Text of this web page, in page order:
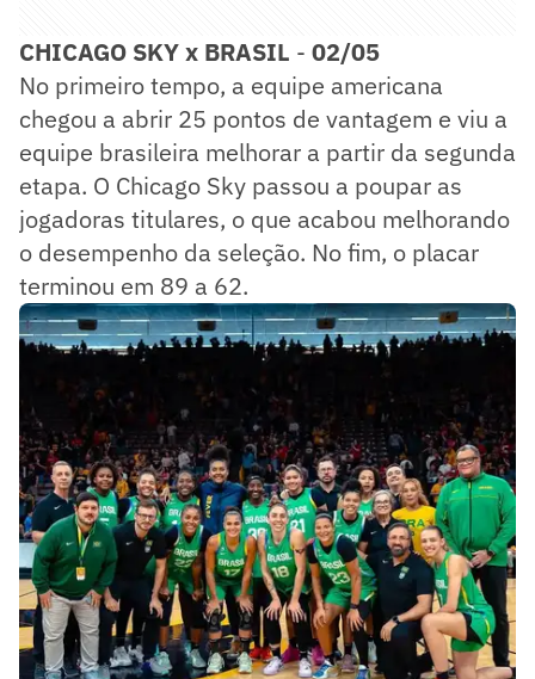
CHICAGO SKY x BRASIL - 02/05
No primeiro tempo, a equipe americana
chegou a abrir 25 pontos de vantagem e viu a
equipe brasileira melhorar a partir da segunda
etapa. O Chicago Sky passou a poupar as
jogadoras titulares, o que acabou melhorando
o desempenho da seleção. No fim, o placar
terminou em 89 a 62.